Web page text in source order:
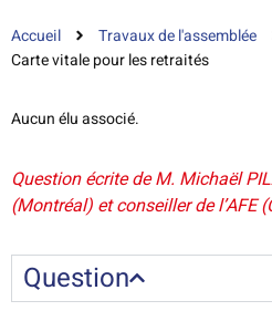
Accueil Travaux de l'assemblée
Carte vitale pour les retraités
Aucun élu associé.
Question écrite de M. Michaël
(Montréal) et conseiller de l’AFE
Question